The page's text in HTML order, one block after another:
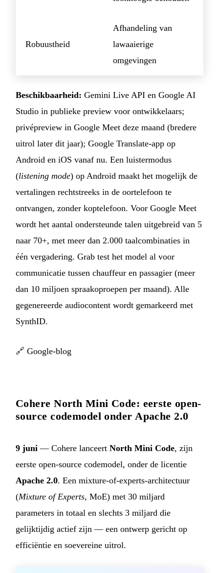
Robuustheid
Afhandeling van
lawaaierige
omgevingen
Beschikbaarheid: Gemini Live API en Google AI
Studio in publieke preview voor ontwikkelaars;
privépreview in Google Meet deze maand (bredere
uitrol later dit jaar); Google Translate-app op
Android en iOS vanaf nu. Een luistermodus
(listening mode) op Android maakt het mogelijk de
vertalingen rechtstreeks in de oortelefoon te
ontvangen, zonder koptelefoon. Voor Google Meet
wordt het aantal ondersteunde talen uitgebreid van 5
naar 70+, met meer dan 2.000 taalcombinaties in
één vergadering. Grab test het model al voor
communicatie tussen chauffeur en passagier (meer
dan 10 miljoen spraakoproepen per maand). Alle
gegenereerde audiocontent wordt gemarkeerd met
SynthID.
🔗 Google-blog
Cohere North Mini Code: eerste open-
source codemodel onder Apache 2.0
9 juni — Cohere lanceert North Mini Code, zijn
eerste open-source codemodel, onder de licentie
Apache 2.0. Een mixture-of-experts-architectuur
(Mixture of Experts, MoE) met 30 miljard
parameters in totaal en slechts 3 miljard die
gelijktijdig actief zijn — een ontwerp gericht op
efficiëntie en soevereine uitrol.